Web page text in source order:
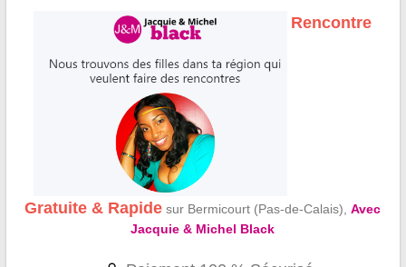
Rencontre
Gratuite & Rapide sur Bermicourt (Pas-de-Calais),Avec
Jacquie & Michel Black